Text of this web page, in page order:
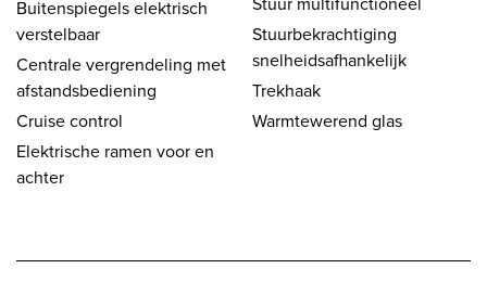
Buitenspiegels elektrisch
verstelbaar
Centrale vergrendeling met
afstandsbediening
Cruise control
Elektrische ramen voor en
achter
Stuurbekrachtiging
snelheidsafhankelijk
Trekhaak
Warmtewerend glas